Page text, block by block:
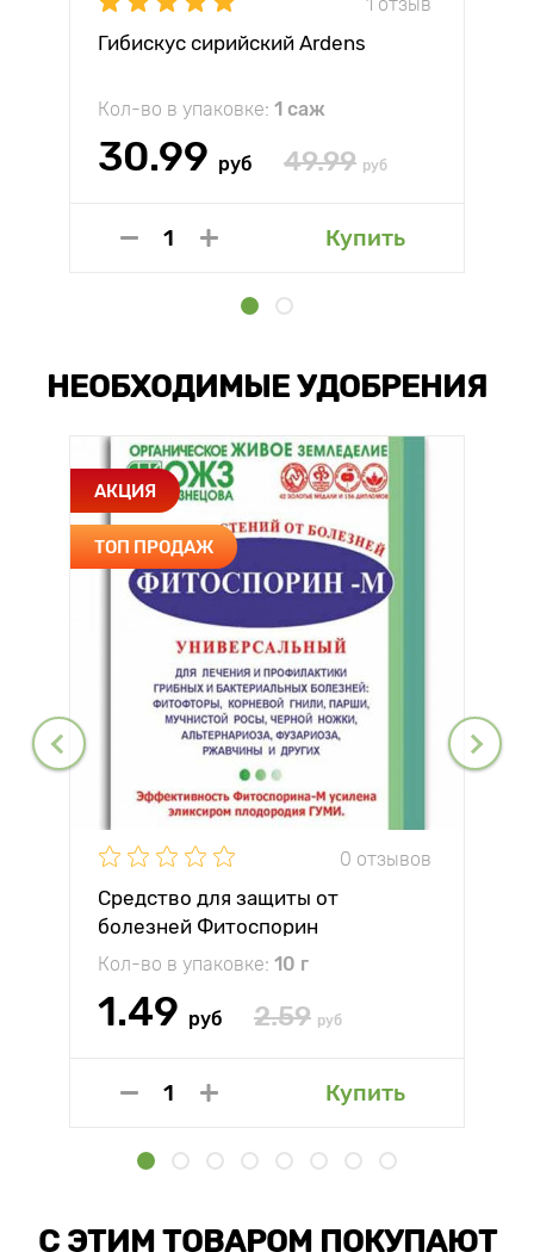
Гибискус сирийский Ardens
Кол-во в упаковке: 1 саж
30.99 руб 49.99 руб
Купить
НЕОБХОДИМЫЕ УДОБРЕНИЯ
АКЦИЯ
ТОП ПРОДАЖ
0 отзывов
Средство для защиты от
болезней Фитоспорин
Кол-во в упаковке: 10 г
1.49 руб 2.59 руб
Купить
С ЭТИМ ТОВАРОМ ПОКУПАЮТ